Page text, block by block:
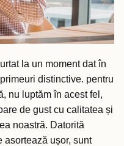
la un moment dat în
distinctive. pentru
nu luptăm în acest fel,
de gust cu calitatea și
noastră. Datorită
asortează ușor, sunt